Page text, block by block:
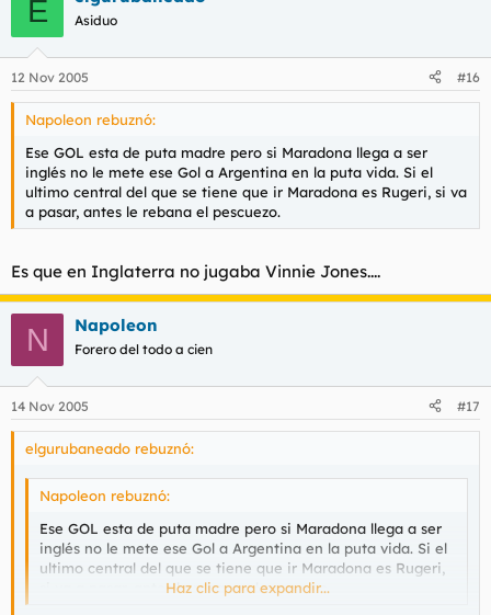
E Asiduo
12 Nov 2005 #16
Napoleon rebuznó:
Ese GOL esta de puta madre pero si Maradona llega a ser
inglés no le mete ese Gol a Argentina en la puta vida. Si el
ultimo central del que se tiene que ir Maradona es Rugeri, si va
a pasar, antes le rebana el pescuezo.
Es que en Inglaterra no jugaba Vinnie Jones....
N Napoleon
Forero del todo a cien
14 Nov 2005 #17
elgurubaneado rebuznó:
Napoleon rebuznó:
Ese GOL esta de puta madre pero si Maradona llega a ser
inglés no le mete ese Gol a Argentina en la puta vida. Si el
ultimo central del que se tiene que ir Maradona es Rugeri,
si va a pasar, antes le rebana el pescuezo.
Haz clic para expandir...